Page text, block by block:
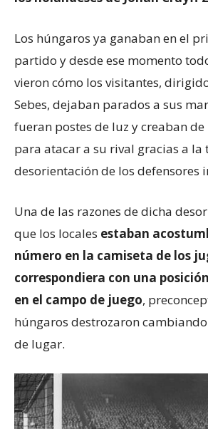
Los húngaros ya ganaban en el
partido y desde ese momento
vieron cómo los visitantes,
Sebes, dejaban parados a sus
fueran postes de luz y creaban
para atacar a su rival gracias a la
desorientación de los defensores
Una de las razones de dicha
que los locales estaban
número en la camiseta de los
correspondiera con una
en el campo de juego,
húngaros destrozaron
de lugar.